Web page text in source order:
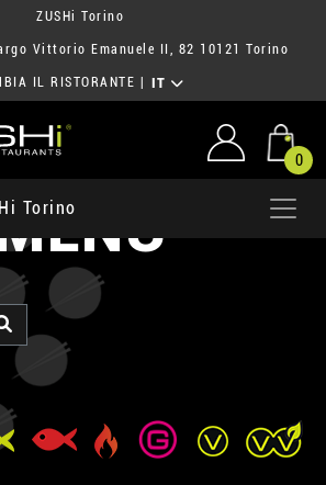
ZUSHi Torino
Vittorio Emanuele II, 82 10121 Torino
IL RISTORANTE IT
0
Torino